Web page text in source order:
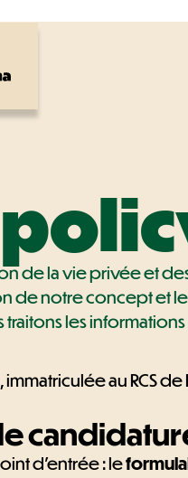
de la vie privée et
de notre concept et
les
immatriculée au RCS
d'entrée : le